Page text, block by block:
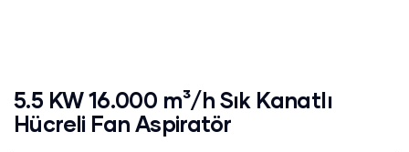
5.5 KW 16.000 m³/h Sık Kanatlı
Hücreli Fan Aspiratör